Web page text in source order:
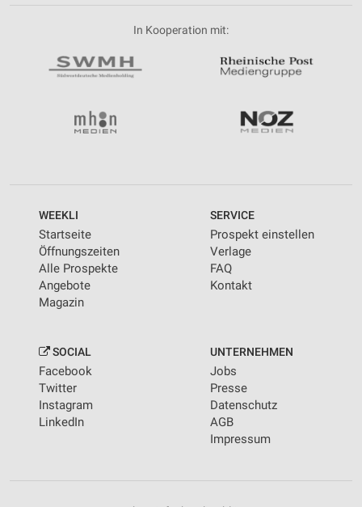
In Kooperation mit:
WEEKLI
Startseite
Öffnungszeiten
Alle Prospekte
Angebote
Magazin
SERVICE
Prospekt einstellen
Verlage
FAQ
Kontakt
SOCIAL
Facebook
Twitter
Instagram
LinkedIn
UNTERNEHMEN
Jobs
Presse
Datenschutz
AGB
Impressum